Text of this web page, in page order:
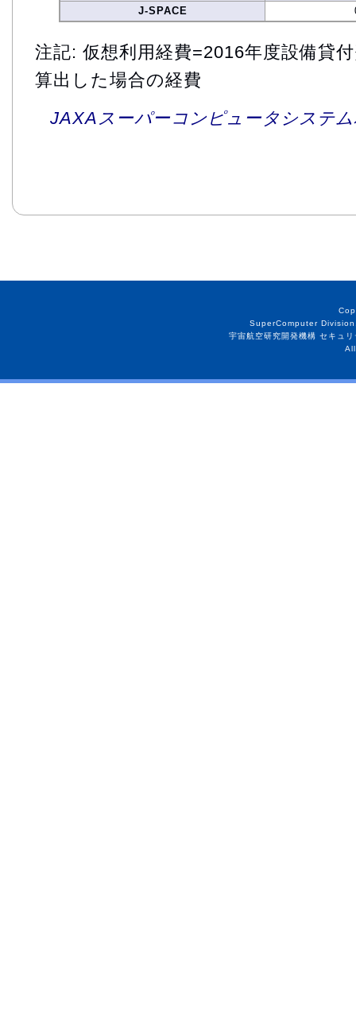
J-SPACE
注記: 仮想利用経費=2016年度設備貸
算出した場合の経費
JAXAスーパーコンピュータシステ
SuperComputer
宇宙航空研究開発機構 セキュ